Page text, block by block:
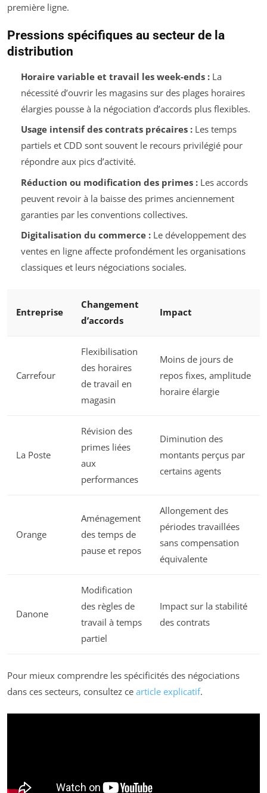
première ligne.
Pressions spécifiques au secteur de la
distribution
Horaire variable et travail les week-ends :La
nécessité d’ouvrir les magasins sur des plages horaires
élargies pousse à la négociation d’accords plus flexibles.
Usage intensif des contrats précaires :Les temps
partiels et CDD sont souvent le recours privilégié pour
répondre aux pics d’activité.
Réduction ou modification des primes :Les accords
peuvent revoir à la baisse des primes anciennement
garanties par les conventions collectives.
Digitalisation du commerce :Le développement des
ventes en ligne affecte profondément les organisations
classiques et leurs négociations sociales.
Entreprise
Changement
d’accords
Impact
Carrefour
Flexibilisation
des horaires
de travail en
magasin
Moins de jours de
repos fixes, amplitude
horaire élargie
La Poste
Révision des
primes liées
aux
performances
Diminution des
montants perçus par
certains agents
Orange
Aménagement
des temps de
pause et repos
Allongement des
périodes travaillées
sans compensation
équivalente
Danone
Modification
des règles de
travail à temps
partiel
Impact sur la stabilité
des contrats
Pour mieux comprendre les spécificités des négociations
dans ces secteurs, consultez ce article explicatif.